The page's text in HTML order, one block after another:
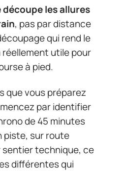
découpe les allures
, pas par distance
qui rend le
utile pour
à pied.
que vous préparez
par identifier
de 45 minutes
piste, sur route
sentier technique, ce
différentes qui